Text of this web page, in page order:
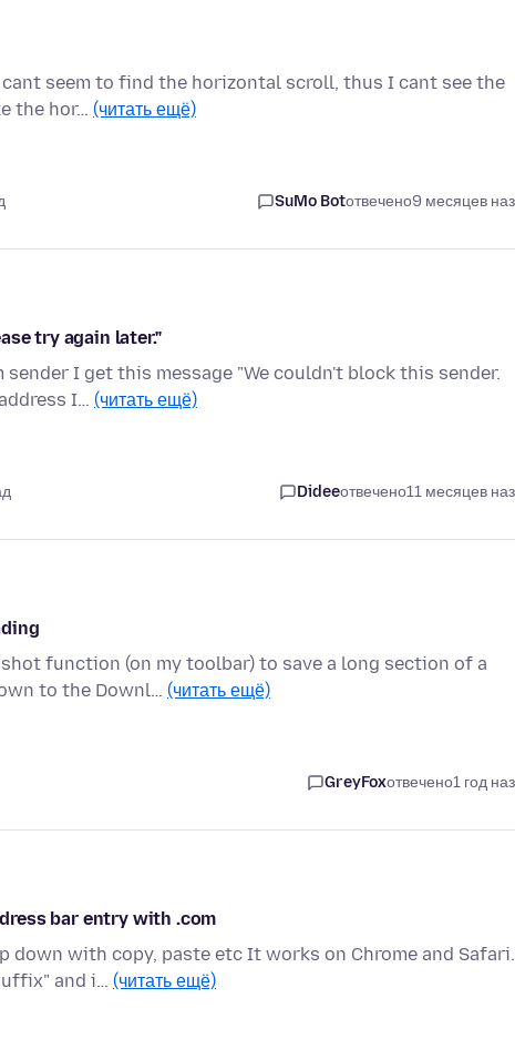
seem to find the horizontal scroll, thus I cant see the
the hor… (читать ещё)
SuMo Botотвечено9 месяцев
try again later."
I get this message "We couldn't block this sender.
I… (читать ещё)
Dideeотвечено11 месяцев
function (on my toolbar) to save a long section of a
to the Downl… (читать ещё)
GreyFoxотвечено1 год
bar entry with .com
down with copy, paste etc It works on Chrome and
and i… (читать ещё)